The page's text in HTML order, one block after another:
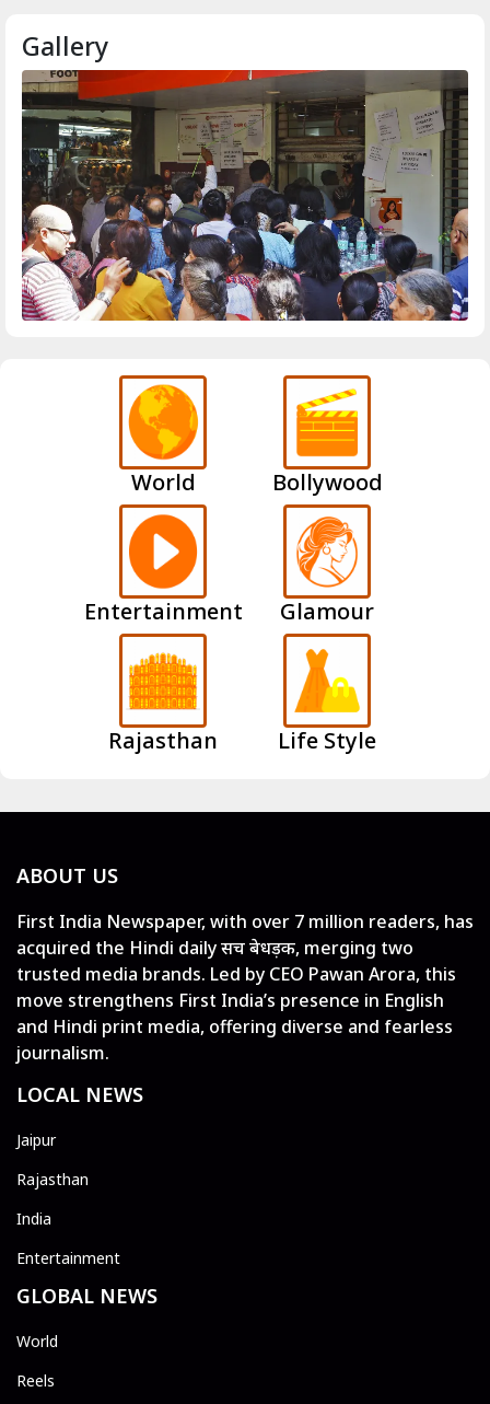
Gallery
World Bollywood
Entertainment Glamour
Rajasthan Life Style
ABOUT US
First India Newspaper, with over 7 million readers, has
acquired the Hindi daily सच बेधड़क, merging two
trusted media brands. Led by CEO Pawan Arora, this
move strengthens First India’s presence in English
and Hindi print media, offering diverse and fearless
journalism.
LOCAL NEWS
Jaipur
Rajasthan
India
Entertainment
GLOBAL NEWS
World
Reels